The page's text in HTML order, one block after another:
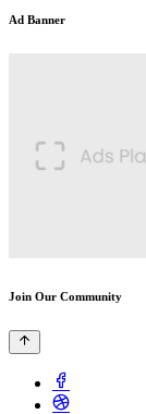
Ad Banner
Join Our Community